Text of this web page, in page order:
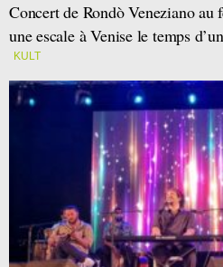
Concert de Rondò Veneziano au
une escale à Venise le temps
KULT